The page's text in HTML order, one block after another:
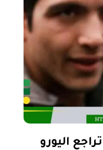
اليورو